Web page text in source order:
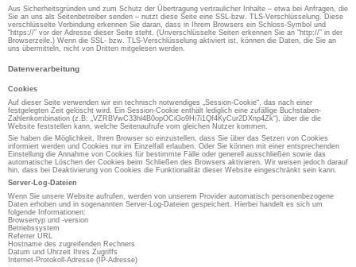
Aus Sicherheitsgründen und zum Schutz der Übertragung vertraulicher Inhalte – etwa bei Anfragen, die
Sie an uns als Seitenbetreiber senden – nutzt diese Seite eine SSL-bzw. TLS-Verschlüsselung. Diese
verschlüsselte Verbindung erkennen Sie daran, dass in Ihrem Browsers ein Schloss-Symbol und
“https://” vor der Adresse dieser Seite steht. (Unverschlüsselte Seiten erkennen Sie an “http://” in der
Browserzeile.) Wenn die SSL- bzw. TLS-Verschlüsselung aktiviert ist, können die Daten, die Sie an
uns übermitteln, nicht von Dritten mitgelesen werden.
Datenverarbeitung
Cookies
Auf dieser Seite verwenden wir ein technisch notwendiges „Session-Cookie“, das nach einer
festgelegten Zeit gelöscht wird. Ein Session-Cookie enthält lediglich eine zufällige Buchstaben-
Zahlenkombination (z.B: „VZRBVwC33hl4B0opOCiGo9Hi7i1Qf4KyCur2DXnp4Zk“), über die die
Website feststellen kann, welche Seitenaufrufe vom gleichen Nutzer kommen.
Sie haben die Möglichkeit, Ihren Browser so einzustellen, dass Sie über das Setzen von Cookies
informiert werden und Cookies nur im Einzelfall erlauben. Oder Sie können mit einer entsprechenden
Einstellung die Annahme von Cookies für bestimmte Fälle oder generell ausschließen sowie das
automatische Löschen der Cookies beim Schließen des Browsers aktivieren. Wir weisen jedoch darauf
hin, dass bei Deaktivierung von Cookies die Funktionalität dieser Website eingeschränkt sein kann.
Server-Log-Dateien
Wenn Sie unsere Website aufrufen, werden von unserem Provider automatisch personenbezogene
Daten erhoben und in sogenannten Server-Log-Dateien gespeichert. Hierbei handelt es sich um
folgende Informationen:
Browsertyp und -version
Betriebssystem
Referrer URL
Hostname des zugreifenden Rechners
Datum und Uhrzeit Ihres Zugriffs
Internet-Protokoll-Adresse (IP-Adresse)